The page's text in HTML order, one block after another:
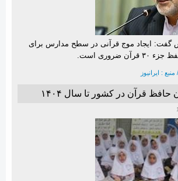
گفت: ایجاد موج قرآنی در سطح مدارس برای
ضروری است.
: ایرانیوز